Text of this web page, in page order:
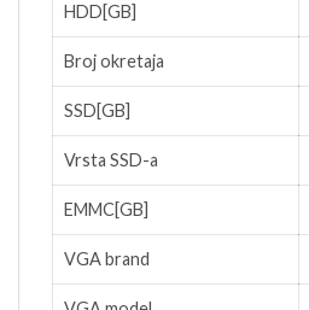
HDD[GB]
Broj okretaja
SSD[GB]
Vrsta SSD-a
EMMC[GB]
VGA brand